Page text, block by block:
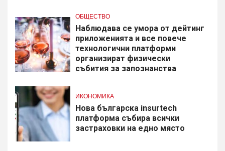
ОБЩЕСТВО
Наблюдава се умора от дейтинг
приложенията и все повече
технологични платформи
организират физически
събития за запознанства
ИКОНОМИКА
Нова българска insurtech
платформа събира всички
застраховки на едно място